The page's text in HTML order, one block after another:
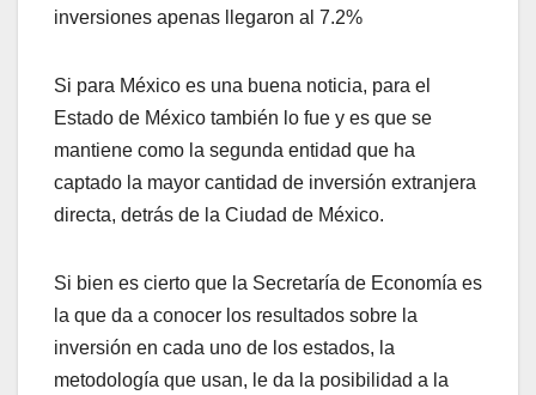
inversiones apenas llegaron al 7.2%
Si para México es una buena noticia, para el
Estado de México también lo fue y es que se
mantiene como la segunda entidad que ha
captado la mayor cantidad de inversión extranjera
directa, detrás de la Ciudad de México.
Si bien es cierto que la Secretaría de Economía es
la que da a conocer los resultados sobre la
inversión en cada uno de los estados, la
metodología que usan, le da la posibilidad a la